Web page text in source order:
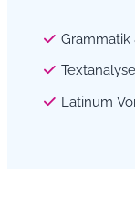
Grammatik
Textanalyse
Latinum